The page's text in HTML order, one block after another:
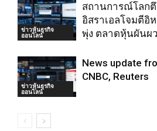
ข่าวหุ้นธุรกิจ
ออนไลน์
สถานการณ์โลกตึ
อิสราเอลโจมตี
พุ่ง ตลาดหุ้นผันผ
ข่าวหุ้นธุรกิจ
ออนไลน์
News update
CNBC, Reuters